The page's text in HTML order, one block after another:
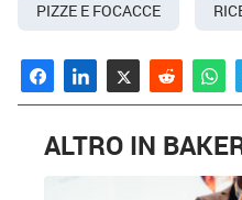
PIZZE E FOCACCE
ALTRO IN